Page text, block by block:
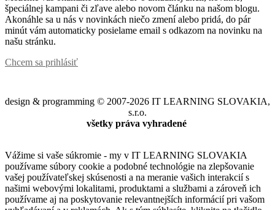
špeciálnej kampani či zľave alebo novom článku na našom blogu.
Akonáhle sa u nás v novinkách niečo zmení alebo pridá, do pár
minút vám automaticky posielame email s odkazom na novinku na
našu stránku.
Chcem sa prihlásiť
design & programming © 2007-2026 IT LEARNING SLOVAKIA,
s.r.o.
všetky práva vyhradené
Vážime si vaše súkromie - my v IT LEARNING SLOVAKIA
používame súbory cookie a podobné technológie na zlepšovanie
vašej používateľskej skúsenosti a na meranie vašich interakcií s
našimi webovými lokalitami, produktami a službami a zároveň ich
používame aj na poskytovanie relevantnejších informácií pri vašom